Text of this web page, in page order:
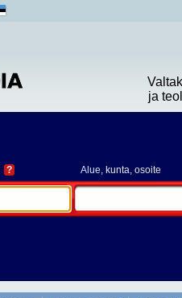
ja
? Alue, kunta, osoite